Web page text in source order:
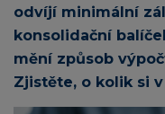
odvíjí minimální
konsolidační
mění způsob
Zjistěte, o kolik si